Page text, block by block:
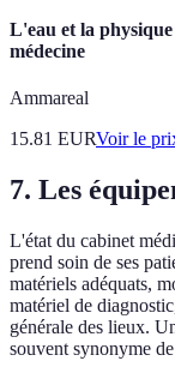
L'eau et la
médecine
Ammareal
15.81 EURVoir le
7. Les
L'état du cabinet
prend soin de ses
matériels adéquats,
matériel de
générale des lieux.
souvent synonyme